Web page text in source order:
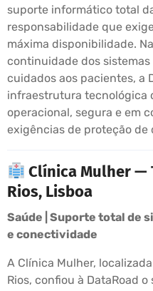
suporte informático total
responsabilidade que
máxima disponibilidade.
continuidade dos
cuidados aos pacientes, a
infraestrutura tecnológica
operacional, segura e em
exigências de proteção de
Clínica Mulher —
Rios, Lisboa
Saúde | Suporte total de
e conectividade
A Clínica Mulher,
Rios, confiou à DataRoad